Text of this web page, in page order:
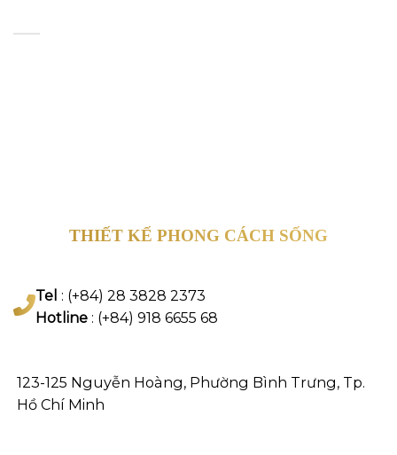
THIẾT KẾ PHONG CÁCH SỐNG
Tel : (+84) 28 3828 2373
Hotline : (+84) 918 6655 68
123-125 Nguyễn Hoàng, Phường Bình Trưng, Tp.
Hồ Chí Minh